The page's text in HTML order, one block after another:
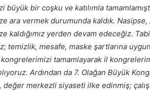
bir coşku ve katılımla
ara vermek durumunda kaldık. Nasipse,
kaldığımız yerden devam edeceğiz.
temizlik, mesafe, maske şartlarına uygun
tamamlayarak il
Ardından da 7. Olağan Büyük
değer merkezli siyaseti ilke edinmiş;